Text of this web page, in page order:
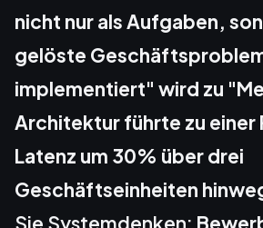
nicht nur als Aufgaben,
gelöste
implementiert" wird zu
Architektur führte zu einer
Latenz um 30% über drei
Geschäftseinheiten
Sie Systemdenken: